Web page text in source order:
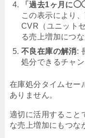
「過去1ヶ月に
この表示により
CVR（ユニット
る売上増加につな
不良在庫の解消:
処分できるチャン
在庫処分タイムセー
ありません。
適切に活用すること
な売上増加にもつな